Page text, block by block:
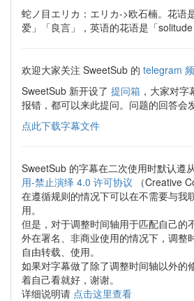
蛇ノ目エリカ：エリカ->欧石楠。花语
爱」「良言」，英语的花语是「solitude
欢迎大家关注 SweetSub 的 telegram
SweetSub 新开设了 提问箱 ，大家对
报错，都可以来此提问。问题的回答会
点此下载字幕文件
SweetSub 的字幕在二次使用时默认遵从
用-禁止演绎 4.0 许可协议 （Creative
在遵循规则的情况下可以在不需要与我
用。
但是，对于调整时间轴用于匹配自己的
外在署名、非商业使用的情况下，调整
自由转载、使用。
如果对字幕做了除了调整时间轴以外的
着自己看就好，谢谢。
详细说明请 点击这里查看